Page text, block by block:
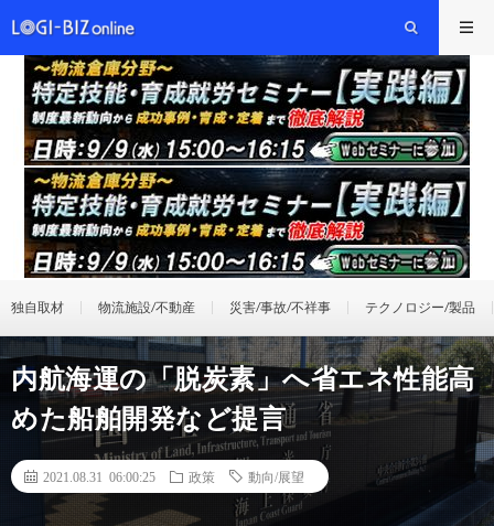
独自取材 物流施設/不動産 災害/事故/不祥事 テクノロジー/製品
内航海運の「脱炭素」へ省エネ性能高
めた船舶開発など提言
2021.08.31 06:00:25 政策 動向/展望